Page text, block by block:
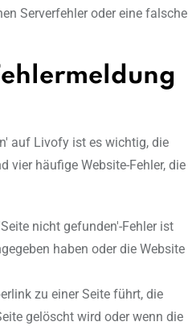
Serverfehler oder eine falsche
auf Livofy ist es wichtig, die
vier häufige Website-Fehler, die
nicht gefunden'-Fehler ist
haben oder die Website
zu einer Seite führt, die
gelöscht wird oder wenn die